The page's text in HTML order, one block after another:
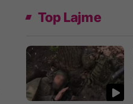
Top Lajme